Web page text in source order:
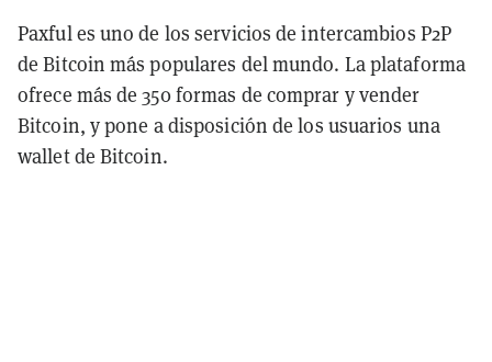
Paxful es uno de los servicios de intercambios P2P
de Bitcoin más populares del mundo. La plataforma
ofrece más de 350 formas de comprar y vender
Bitcoin, y pone a disposición de los usuarios una
wallet de Bitcoin.